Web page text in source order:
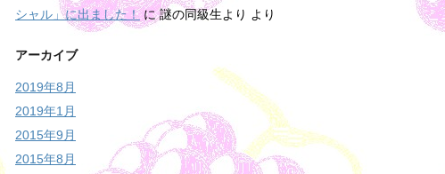
シャル」に出ました！に謎の同級生より より
アーカイブ
2019年8月
2019年1月
2015年9月
2015年8月